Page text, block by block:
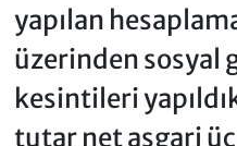
yapılan
üzerinden sosyal
kesintileri
tutar net asgari